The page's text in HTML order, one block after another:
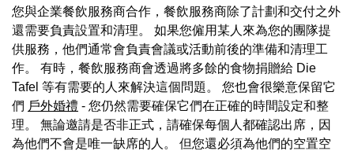
您與企業餐飲服務商合作，餐飲服務商除了計劃和交付之外
還需要負責設置和清理。 如果您僱用某人來為您的團隊提
供服務，他們通常會負責會議或活動前後的準備和清理工
作。 有時，餐飲服務商會透過將多餘的食物捐贈給 Die
Tafel 等有需要的人來解決這個問題。 您也會很樂意保留它
們 戶外婚禮 - 您仍然需要確保它們在正確的時間設定和整
理。 無論邀請是否非正式，請確保每個人都確認出席，因
為他們不會是唯一缺席的人。 但您還必須為他們的空置空